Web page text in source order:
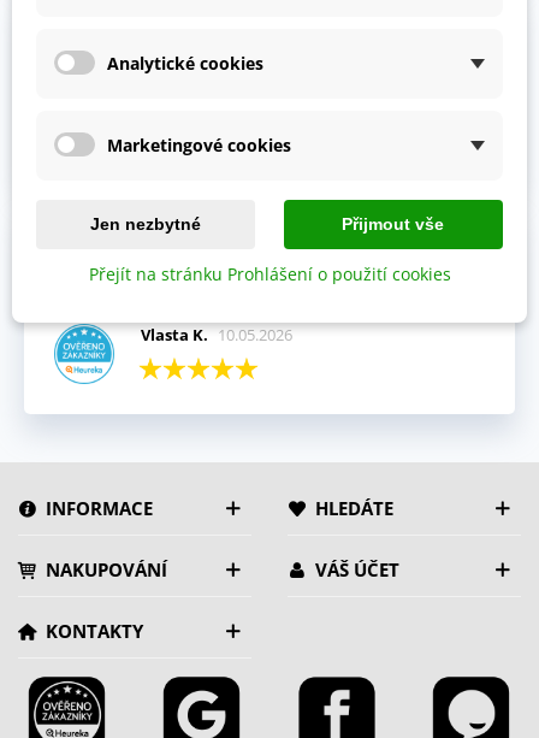
Fajn komunikace i rychlé dodání.
Zboží došlo v pořádku bez jediné chybičky. Dnes, 10.5. už mi
tymián raší z květníku.
Vlasta K. 10.05.2026
INFORMACE HLEDÁTE
NAKUPOVÁNÍ VÁŠ ÚČET
KONTAKTY
Analytické cookies
Marketingové cookies
Jen nezbytné Přijmout vše
Přejít na stránku Prohlášení o použití cookies